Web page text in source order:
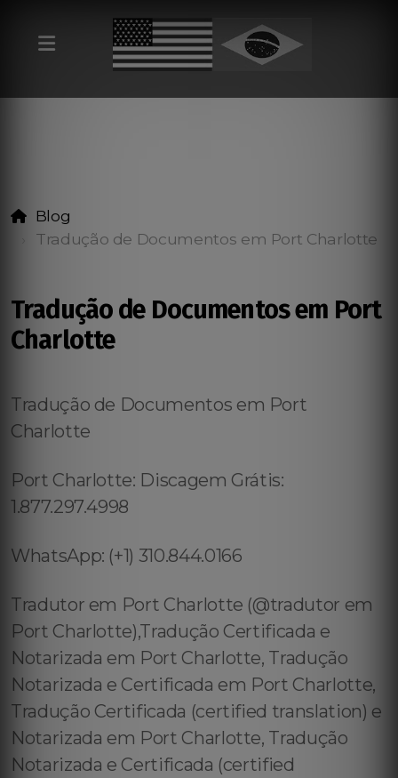
Blog
Tradução de Documentos em Port Charlotte
Tradução de Documentos em Port
Charlotte
Tradução de Documentos em Port
Charlotte
Port Charlotte: Discagem Grátis:
1.877.297.4998
WhatsApp: (+1) 310.844.0166
Tradutor em Port Charlotte (@tradutor em
Port Charlotte),Tradução Certificada e
Notarizada em Port Charlotte, Tradução
Notarizada e Certificada em Port Charlotte,
Tradução Certificada (certified translation) e
Notarizada em Port Charlotte, Tradução
Notarizada e Certificada (certified